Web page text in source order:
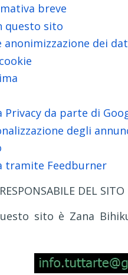
breve
questo sito
anonimizzazione dei
da parte di
degli
tramite Feedburner
RESPONSABILE DEL
sito è Zana